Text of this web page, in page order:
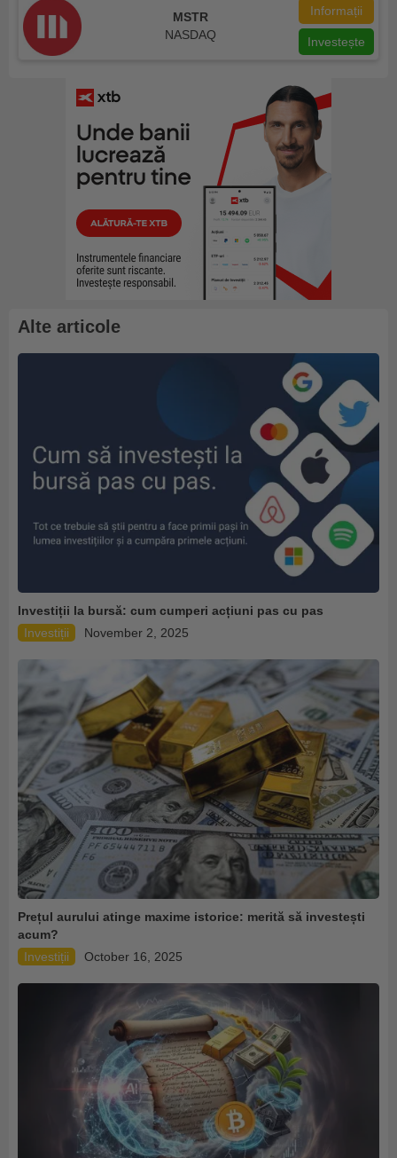
MSTR
NASDAQ
Informații
Investește
Alte articole
Investiții la bursă: cum cumperi acțiuni pas cu pas
Investiții
November 2, 2025
Prețul aurului atinge maxime istorice: merită să investești
acum?
Investiții
October 16, 2025